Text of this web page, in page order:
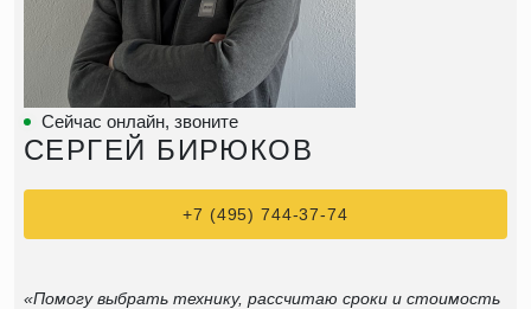
Сейчас онлайн, звоните
СЕРГЕЙ БИРЮКОВ
+7 (495) 744-37-74
«Помогу выбрать технику, рассчитаю сроки и стоимость